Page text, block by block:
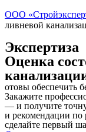
ООО
ливневой
Экспертиза
Оценка
отовы обеспечить
Закажите
— и получите
и рекомендации по
сделайте первый